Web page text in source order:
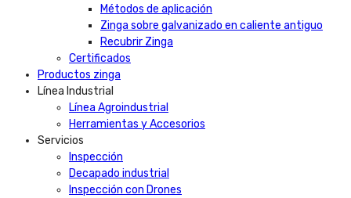
Métodos de aplicación
Zinga sobre galvanizado en caliente antiguo
Recubrir Zinga
Certificados
Productos zinga
Línea Industrial
Línea Agroindustrial
Herramientas y Accesorios
Servicios
Inspección
Decapado industrial
Inspección con Drones